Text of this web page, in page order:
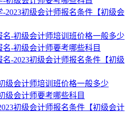
2023初级会计师报名条件【初级会
名-初级会计师培训班价格一般多少
-初级会计师要考哪些科目
-2023初级会计师报名条件【初级
级会计师培训班价格一般多少
级会计师要考哪些科目
初级会计师报名条件【初级会计